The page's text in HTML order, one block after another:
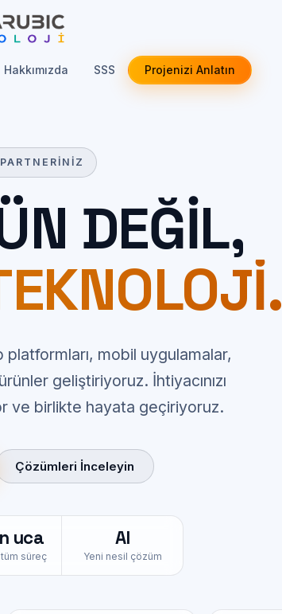
Hakkımızda SSS Projenizi Anlatın
DEĞIL,
platformları, mobil uygulamalar,
geliştiriyoruz. İhtiyacınızı
ve birlikte hayata geçiriyoruz.
Çözümleri İnceleyin
uca
süreç
AI
Yeni nesil çözüm